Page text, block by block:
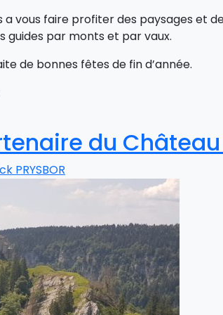
vous faire profiter des paysages et
par monts et par vaux.
de bonnes fêtes de fin d’année.
du
PRYSBOR